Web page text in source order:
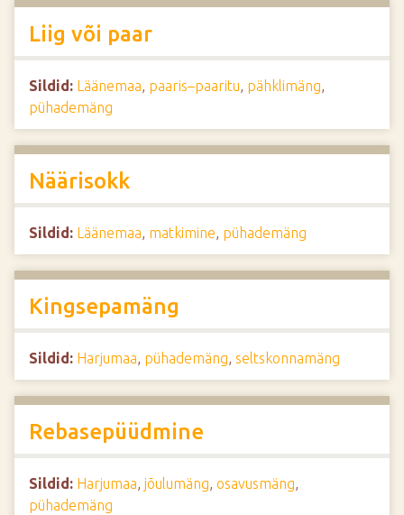
Liig või paar
Sildid: Läänemaa, paaris–paaritu, pähklimäng,
pühademäng
Näärisokk
Sildid: Läänemaa, matkimine, pühademäng
Kingsepamäng
Sildid: Harjumaa, pühademäng, seltskonnamäng
Rebasepüüdmine
Sildid: Harjumaa, jõulumäng, osavusmäng,
pühademäng